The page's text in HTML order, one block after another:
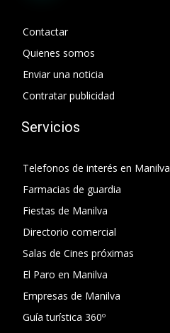
Contactar
Quienes somos
Enviar una noticia
Contratar publicidad
Servicios
Telefonos de interés en Manilva
Farmacias de guardia
Fiestas de Manilva
Directorio comercial
Salas de Cines próximas
El Paro en Manilva
Empresas de Manilva
Guía turística 360º